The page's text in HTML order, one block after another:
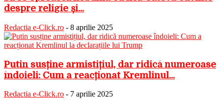
despre religie și...
Redactia e-Click.ro - 8 aprilie 2025
Putin susține armistițiul, dar ridică numeroase
îndoieli: Cum a reacționat Kremlinul...
Redactia e-Click.ro - 7 aprilie 2025